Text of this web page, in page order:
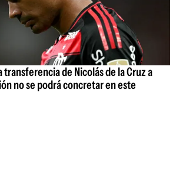
transferencia de Nicolás de la Cruz a
no se podrá concretar en este